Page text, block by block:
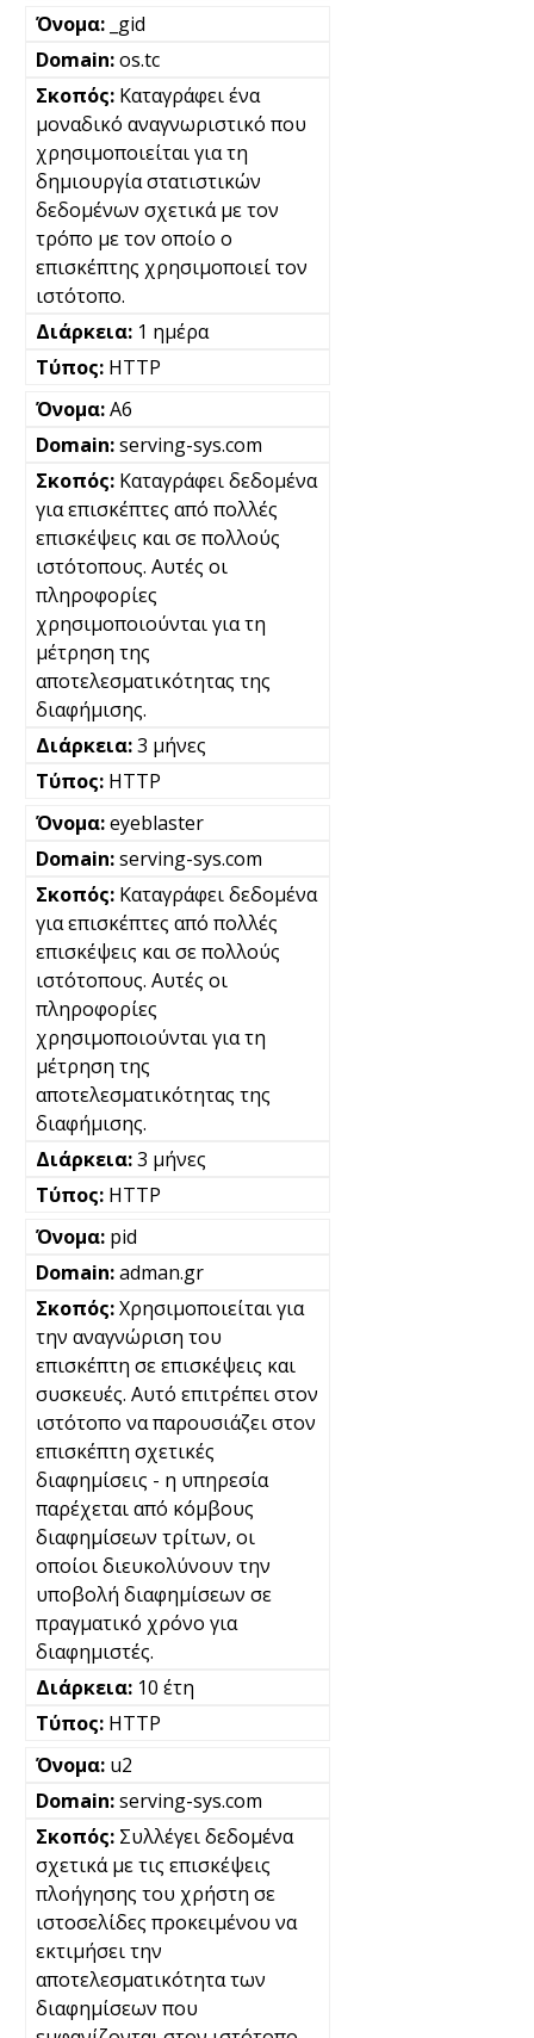
_gid
os.tc
Καταγράφει ένα
μοναδικό αναγνωριστικό που
χρησιμοποιείται για τη
δημιουργία στατιστικών
δεδομένων σχετικά με τον
τρόπο με τον οποίο ο
επισκέπτης χρησιμοποιεί τον
ιστότοπο.
1 ημέρα
HTTP
A6
serving-sys.com
Καταγράφει δεδομένα
για επισκέπτες από πολλές
επισκέψεις και σε πολλούς
ιστότοπους. Αυτές οι
πληροφορίες
χρησιμοποιούνται για τη
μέτρηση της
αποτελεσματικότητας της
διαφήμισης.
3 μήνες
HTTP
eyeblaster
serving-sys.com
Καταγράφει δεδομένα
για επισκέπτες από πολλές
επισκέψεις και σε πολλούς
ιστότοπους. Αυτές οι
πληροφορίες
χρησιμοποιούνται για τη
μέτρηση της
αποτελεσματικότητας της
διαφήμισης.
3 μήνες
HTTP
pid
adman.gr
Χρησιμοποιείται για
την αναγνώριση του
επισκέπτη σε επισκέψεις και
συσκευές. Αυτό επιτρέπει στον
ιστότοπο να παρουσιάζει στον
επισκέπτη σχετικές
διαφημίσεις - η υπηρεσία
παρέχεται από κόμβους
διαφημίσεων τρίτων, οι
οποίοι διευκολύνουν την
υποβολή διαφημίσεων σε
πραγματικό χρόνο για
διαφημιστές.
10 έτη
HTTP
u2
serving-sys.com
Συλλέγει δεδομένα
σχετικά με τις επισκέψεις
πλοήγησης του χρήστη σε
ιστοσελίδες προκειμένου να
εκτιμήσει την
αποτελεσματικότητα των
διαφημίσεων που